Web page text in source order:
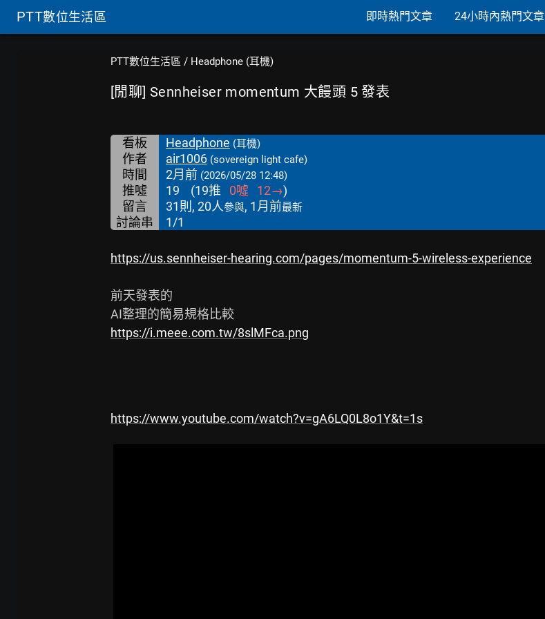
PTT數位生活區 即時熱門文章 24小時內熱門文章
PTT數位生活區 / Headphone (耳機)
[閒聊] Sennheiser momentum 大饅頭 5 發表
看板 Headphone (耳機)
作者 air1006 (sovereign light cafe)
時間 2月前 (2026/05/28 12:48)
推噓 19 (19推 0噓 12→)
留言
31則, 20人參與, 1月前最新
討論串 1/1
https://us.sennheiser-hearing.com/pages/momentum-5-wireless-experience
前天發表的
https://i.meee.com.tw/8slMFca.png
https://www.youtube.com/watch?v=gA6LQ0L8o1Y&t=1s